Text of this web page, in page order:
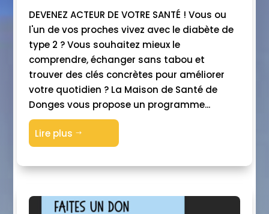
DEVENEZ ACTEUR DE VOTRE SANTÉ ! Vous ou
l'un de vos proches vivez avec le diabète de
type 2 ? Vous souhaitez mieux le
comprendre, échanger sans tabou et
trouver des clés concrètes pour améliorer
votre quotidien ? La Maison de Santé de
Donges vous propose un programme...
Lire plus $